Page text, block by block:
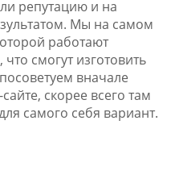
репутацию и на
Мы на самом
работают
смогут изготовить
вначале
скорее всего там
самого себя вариант.